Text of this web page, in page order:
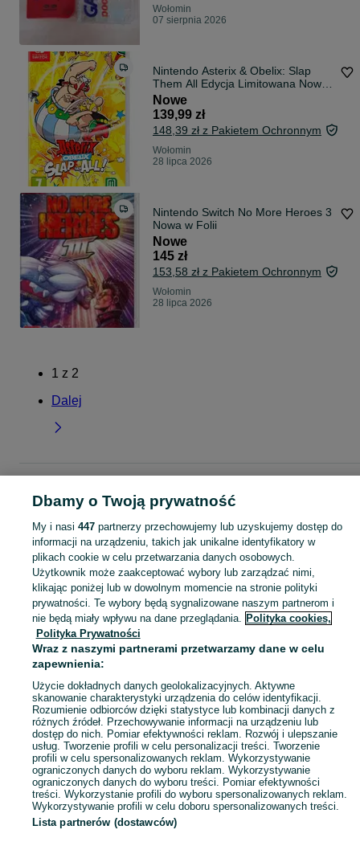
Wołomin
07 sierpnia 2026
Nintendo Asterix & Obelix: Slap
Them All Edycja Limitowana Nowa
w Foli
Nowe
139,99 zł
148,39 zł z Pakietem Ochronnym
Wołomin
28 lipca 2026
Nintendo Switch No More Heroes 3
Nowa w Folii
Nowe
145 zł
153,58 zł z Pakietem Ochronnym
Wołomin
28 lipca 2026
1 z 2
Dalej
Mazowieckie
Nintendo - Wołomin
KATEGORIA
Zobacz
Mapa kategorii
Mapa miejscowości
Mapa ministron
Popularne wyszukiwania
Dbamy o Twoją prywatność
My i nasi 447partnerzy przechowujemy lub uzyskujemy dostęp do
informacji na urządzeniu, takich jak unikalne identyfikatory w
plikach cookie w celu przetwarzania danych osobowych.
Użytkownik może zaakceptować wybory lub zarządzać nimi,
klikając poniżej lub w dowolnym momencie na stronie polityki
prywatności. Te wybory będą sygnalizowane naszym partnerom i
nie będą miały wpływu na dane przeglądania. Polityka cookies,
Polityka Prywatności
Wraz z naszymi partnerami przetwarzamy dane w celu
zapewnienia:
Użycie dokładnych danych geolokalizacyjnych. Aktywne
skanowanie charakterystyki urządzenia do celów identyfikacji.
Rozumienie odbiorców dzięki statystyce lub kombinacji danych z
różnych źródeł. Przechowywanie informacji na urządzeniu lub
dostęp do nich. Pomiar efektywności reklam. Rozwój i ulepszanie
usług. Tworzenie profili w celu personalizacji treści. Tworzenie
profili w celu spersonalizowanych reklam. Wykorzystywanie
ograniczonych danych do wyboru reklam. Wykorzystywanie
ograniczonych danych do wyboru treści. Pomiar efektywności
treści. Wykorzystanie profili do wyboru spersonalizowanych reklam.
Wykorzystywanie profili w celu doboru spersonalizowanych treści.
Lista partnerów (dostawców)